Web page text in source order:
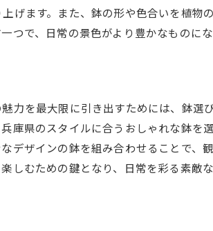
域の伝統を感じる鉢で創る空間
げます。また、鉢の形や色合いを植物
で、日常の景色がより豊かなものにな
力を最大限に引き出すためには、鉢選
庫県のスタイルに合うおしゃれな鉢を
デザインの鉢を組み合わせることで、
むための鍵となり、日常を彩る素敵な